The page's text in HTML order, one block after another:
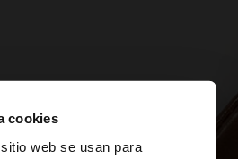
cookies
web se usan para